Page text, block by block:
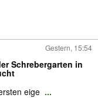
Gestern, 15:54
Schrebergarten in
eige ...